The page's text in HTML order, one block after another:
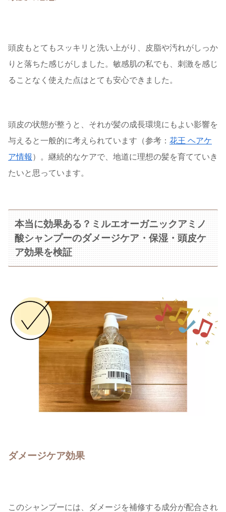
頭皮もとてもスッキリと洗い上がり、皮脂や汚れがしっか
りと落ちた感じがしました。敏感肌の私でも、刺激を感じ
ることなく使えた点はとても安心できました。
頭皮の状態が整うと、それが髪の成長環境にもよい影響を
与えると一般的に考えられています（参考： 花王 ヘアケ
ア情報 ）。継続的なケアで、地道に理想の髪を育てていき
たいと思っています。
本当に効果ある？ミルエオーガニックアミノ
酸シャンプーのダメージケア・保湿・頭皮ケ
ア効果を検証
ダメージケア効果
このシャンプーには、ダメージを補修する成分が配合され